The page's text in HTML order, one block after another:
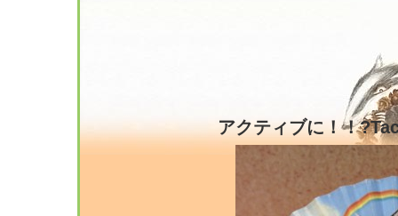
アクティブに！！